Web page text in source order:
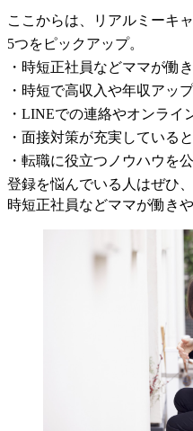
ここからは、リアルミーキ
5つをピックアップ。
・時短正社員などママが働
・時短で高収入や年収アッ
・LINEでの連絡やオンライ
・面接対策が充実している
・転職に役立つノウハウを
登録を悩んでいる人はぜひ
時短正社員などママが働き